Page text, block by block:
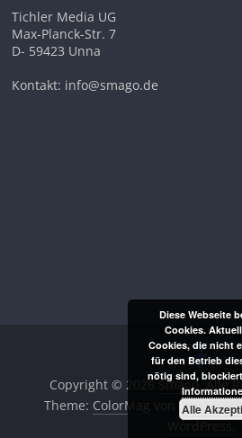
Tichler Media UG
Max-Planck-Str. 7
D- 59423 Unna
Kontakt: info@smago.de
Copyright © 2026Smago. Alle
Theme: ColorMag
von
WordPress.
Diese Webseite
Cookies.
Cookies, die nicht
für den Betrieb
nötig sind,
Alle